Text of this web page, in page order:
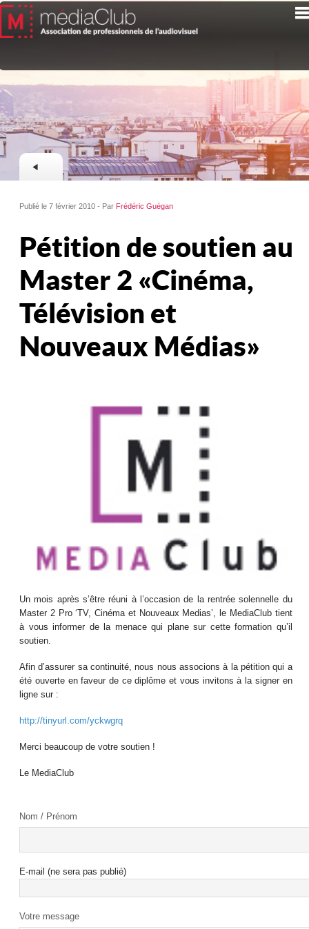
Publié le 7 février 2010 - Par Frédéric Guégan
Pétition de soutien au
Master 2 « Cinéma,
Télévision et
Nouveaux Médias »
Un mois après s’être réuni à l’occasion de la rentrée solennelle du
Master 2 Pro ‘TV, Cinéma et Nouveaux Medias’, le MediaClub tient
à vous informer de la menace qui plane sur cette formation qu’il
soutien.
Afin d’assurer sa continuité, nous nous associons à la pétition qui a
été ouverte en faveur de ce diplôme et vous invitons à la signer en
ligne sur :
http://tinyurl.com/yckwgrq
Merci beaucoup de votre soutien !
Le MediaClub
Nom / Prénom
E-mail (ne sera pas publié)
Votre message